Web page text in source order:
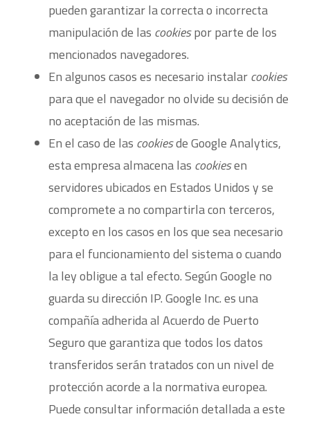
pueden garantizar la correcta o incorrecta
manipulación de las cookiespor parte de los
mencionados navegadores.
En algunos casos es necesario instalarcookies
para que el navegador no olvide su decisión de
no aceptación de las mismas.
En el caso de las cookiesde Google Analytics,
esta empresa almacena las cookiesen
servidores ubicados en Estados Unidos y se
compromete a no compartirla con terceros,
excepto en los casos en los que sea necesario
para el funcionamiento del sistema o cuando
la ley obligue a tal efecto. Según Google no
guarda su dirección IP. Google Inc. es una
compañía adherida al Acuerdo de Puerto
Seguro que garantiza que todos los datos
transferidos serán tratados con un nivel de
protección acorde a la normativa europea.
Puede consultar información detallada a este